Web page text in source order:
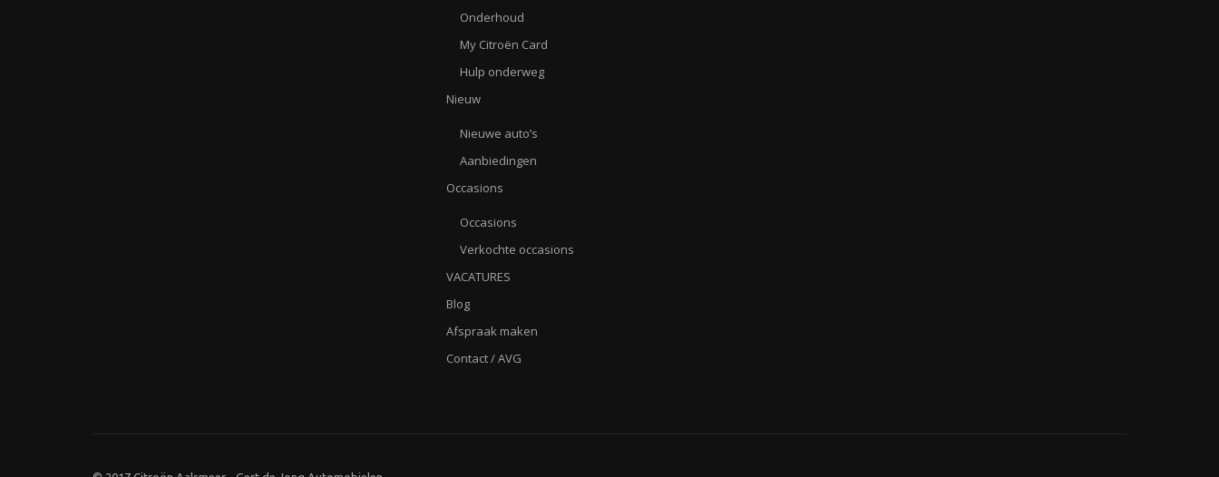
Onderhoud
My Citroën Card
Hulp onderweg
Nieuw
Nieuwe auto’s
Aanbiedingen
Occasions
Occasions
Verkochte occasions
VACATURES
Blog
Afspraak maken
Contact / AVG